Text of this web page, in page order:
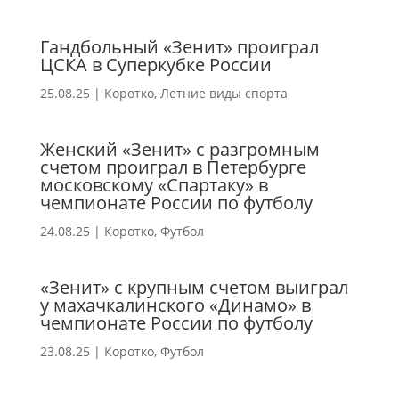
Гандбольный «Зенит» проиграл
ЦСКА в Суперкубке России
25.08.25 | Коротко, Летние виды спорта
Женский «Зенит» с разгромным
счетом проиграл в Петербурге
московскому «Спартаку» в
чемпионате России по футболу
24.08.25 | Коротко, Футбол
«Зенит» с крупным счетом выиграл
у махачкалинского «Динамо» в
чемпионате России по футболу
23.08.25 | Коротко, Футбол